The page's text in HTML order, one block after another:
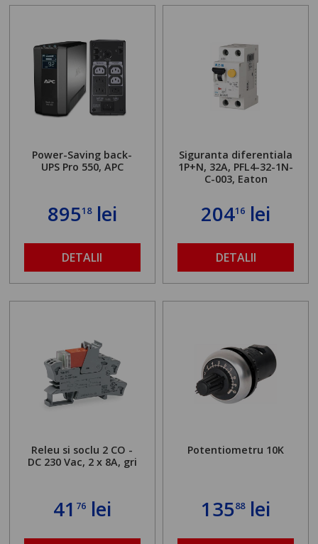
Power-Saving back-
UPS Pro 550, APC
89518lei
DETALII
Siguranta diferentiala
1P+N, 32A, PFL4-32-1N-
C-003, Eaton
20416 lei
DETALII
Releu si soclu 2 CO -
DC 230 Vac, 2 x 8A, gri
41 76lei
Potentiometru 10K
13588lei